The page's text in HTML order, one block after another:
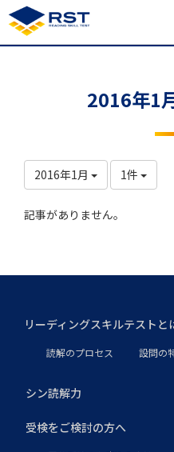
2016年1
2016年1月 1件
記事がありません。
リーディングスキルテストと
読解のプロセス 設問の
シン読解力
受検をご検討の方へ